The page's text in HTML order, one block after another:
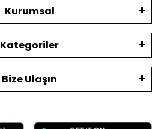
Kurumsal
Kategoriler
Bize Ulaşın